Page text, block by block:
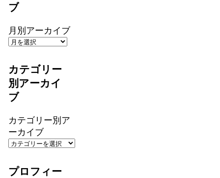
ブ
月別アーカイブ
カテゴリー
別アーカイ
ブ
カテゴリー別ア
ーカイブ
プロフィー